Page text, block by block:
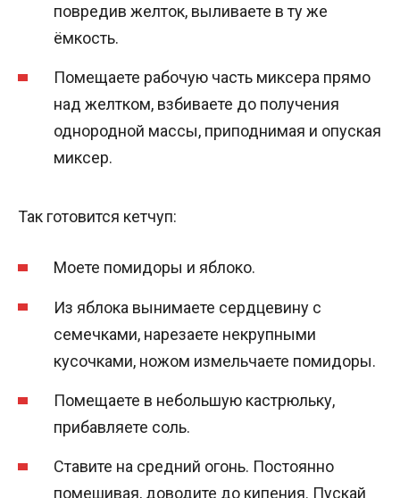
повредив желток, выливаете в ту же
ёмкость.
Помещаете рабочую часть миксера прямо
над желтком, взбиваете до получения
однородной массы, приподнимая и опуская
миксер.
Так готовится кетчуп:
Моете помидоры и яблоко.
Из яблока вынимаете сердцевину с
семечками, нарезаете некрупными
кусочками, ножом измельчаете помидоры.
Помещаете в небольшую кастрюльку,
прибавляете соль.
Ставите на средний огонь. Постоянно
помешивая, доводите до кипения. Пускай